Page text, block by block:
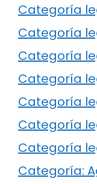
Categoría
Categoría
Categoría
Categoría
Categoría
Categoría
Categoría
Categoría: